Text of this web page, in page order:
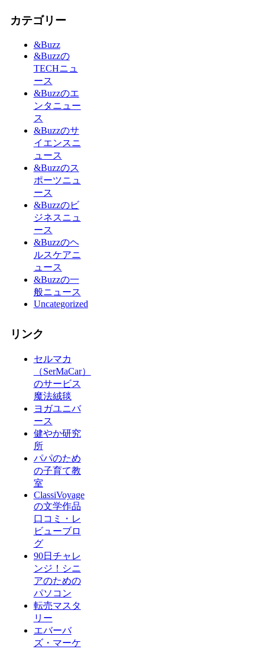
カテゴリー
&Buzz
&Buzzの
TECHニュ
ース
&Buzzのエ
ンタニュー
ス
&Buzzのサ
イエンスニ
ュース
&Buzzのス
ポーツニュ
ース
&Buzzのビ
ジネスニュ
ース
&Buzzのヘ
ルスケアニ
ュース
&Buzzの一
般ニュース
Uncategorized
リンク
セルマカ
（SerMaCar）
のサービス
魔法絨毯
ヨガユニバ
ース
健やか研究
所
パパのため
の子育て教
室
ClassiVoyage
の文学作品
口コミ・レ
ビューブロ
グ
90日チャレ
ンジ！シニ
アのための
パソコン
転売マスタ
リー
エバーバ
ズ・マーケ